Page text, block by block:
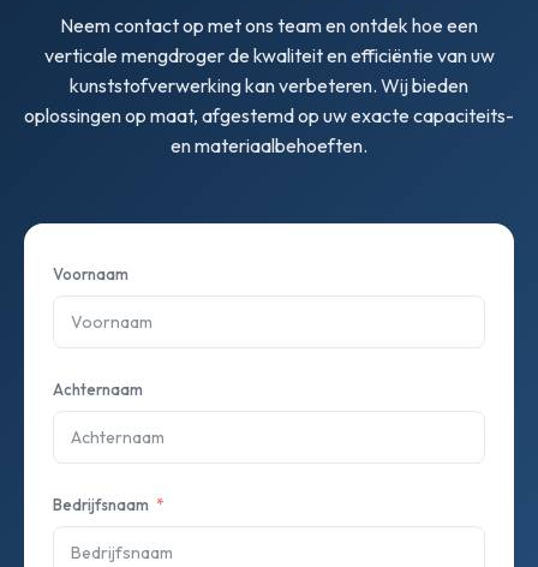
Neem contact op met ons team en ontdek hoe een
verticale mengdroger de kwaliteit en efficiëntie van uw
kunststofverwerking kan verbeteren. Wij bieden
oplossingen op maat, afgestemd op uw exacte capaciteits-
en materiaalbehoeften.
Voornaam
Achternaam
Bedrijfsnaam